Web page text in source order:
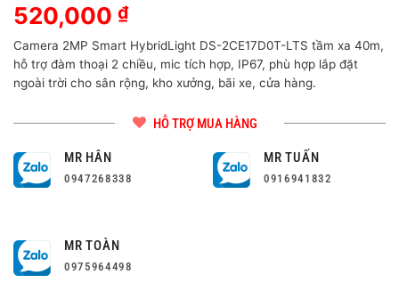
520,000 ₫
Camera 2MP Smart HybridLight DS-2CE17D0T-LTS tầm xa 40m,
hỗ trợ đàm thoại 2 chiều, mic tích hợp, IP67, phù hợp lắp đặt
ngoài trời cho sân rộng, kho xưởng, bãi xe, cửa hàng.
HỖ TRỢ MUA HÀNG
MR HÂN
0947268338
MR TUẤN
0916941832
MR TOÀN
0975964498